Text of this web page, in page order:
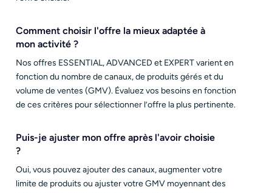
Comment choisir l'offre la mieux adaptée à
mon activité ?
Nos offres ESSENTIAL, ADVANCED et EXPERT varient en
fonction du nombre de canaux, de produits gérés et du
volume de ventes (GMV). Évaluez vos besoins en fonction
de ces critères pour sélectionner l’offre la plus pertinente.
Puis-je ajuster mon offre après l'avoir choisie
?
Oui, vous pouvez ajouter des canaux, augmenter votre
limite de produits ou ajuster votre GMV moyennant des